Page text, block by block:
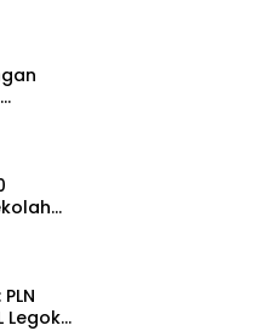
Legok